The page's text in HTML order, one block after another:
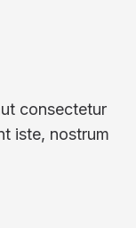
consectetur
iste, nostrum